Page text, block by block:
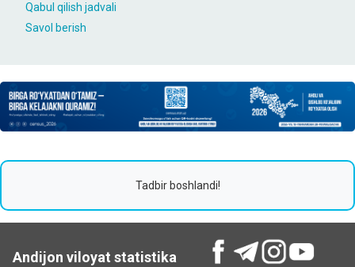
Qabul qilish jadvali
Savol berish
Tadbir boshlandi!
Andijon viloyat statistika